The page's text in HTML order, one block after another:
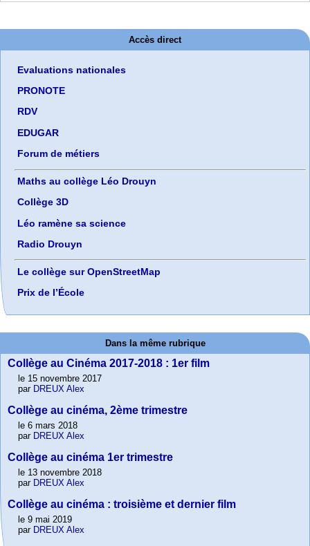
Accès direct
Evaluations nationales
PRONOTE
RDV
EDUGAR
Forum de métiers
Maths au collège Léo Drouyn
Collège 3D
Léo ramène sa science
Radio Drouyn
Le collège sur OpenStreetMap
Prix de l’École
Dans la même rubrique
Collège au Cinéma 2017-2018 : 1er film
le 15 novembre 2017
par DREUX Alex
Collège au cinéma, 2ème trimestre
le 6 mars 2018
par DREUX Alex
Collège au cinéma 1er trimestre
le 13 novembre 2018
par DREUX Alex
Collège au cinéma : troisième et dernier film
le 9 mai 2019
par DREUX Alex